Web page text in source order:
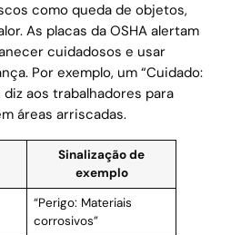
como queda de objetos,
As placas da OSHA alertam
cuidadosos e usar
Por exemplo, um “Cuidado:
aos trabalhadores para
áreas arriscadas.
Sinalização de
exemplo
“Perigo: Materiais
corrosivos”